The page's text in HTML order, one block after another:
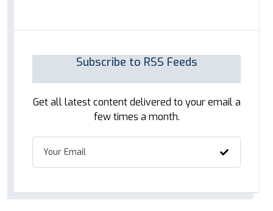
Subscribe to RSS Feeds
Get all latest content delivered to your email a
few times a month.